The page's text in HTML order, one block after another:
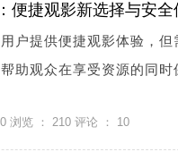
便捷观影新选择与安全
户提供便捷观影体验，
助观众在享受资源的同
浏览 ： 210 评论 ： 10